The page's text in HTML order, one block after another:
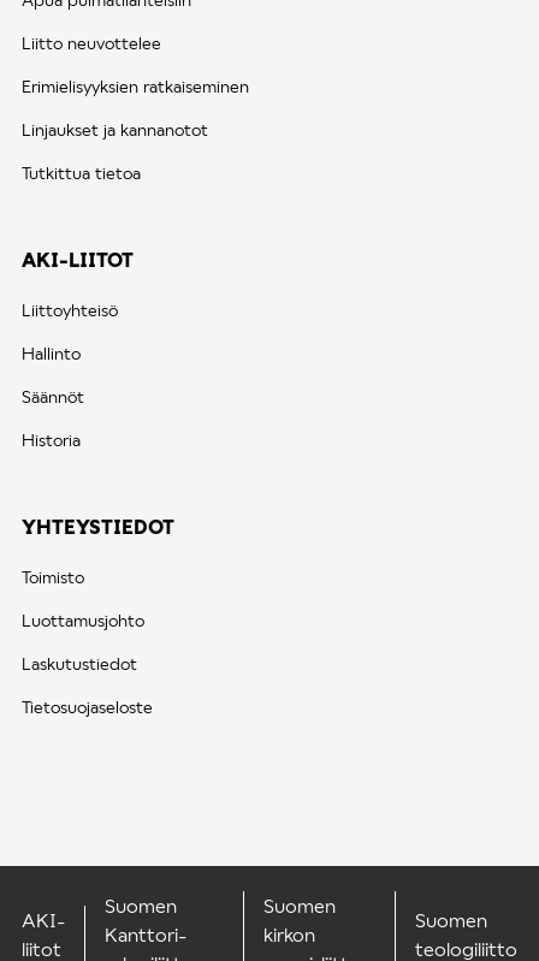
Liitto neuvottelee
Erimielisyyksien ratkaiseminen
Linjaukset ja kannanotot
Tutkittua tietoa
AKI-LIITOT
Liittoyhteisö
Hallinto
Säännöt
Historia
YHTEYSTIEDOT
Toimisto
Luottamusjohto
Laskutustiedot
Tietosuojaseloste
AKI-
liitot
Suomen
Kanttori-
Suomen
kirkon
Suomen
teologiliitto